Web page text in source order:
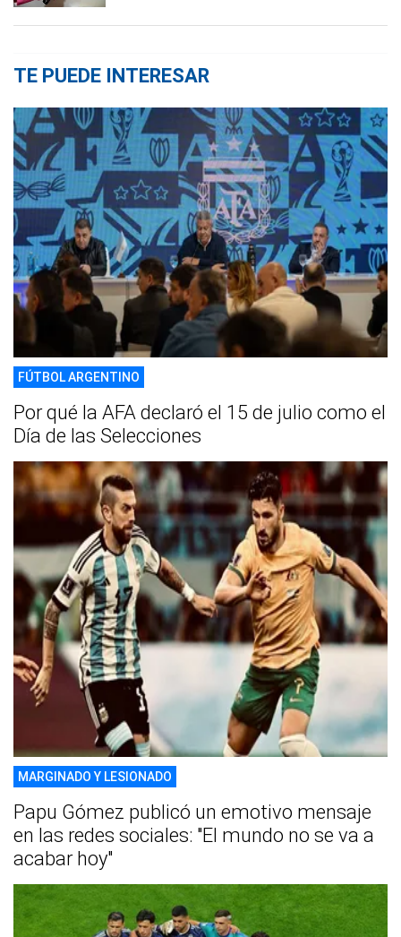
TE PUEDE INTERESAR
FÚTBOL ARGENTINO
Por qué la AFA declaró el 15 de julio como el
Día de las Selecciones
MARGINADO Y LESIONADO
Papu Gómez publicó un emotivo mensaje
en las redes sociales: "El mundo no se va a
acabar hoy"